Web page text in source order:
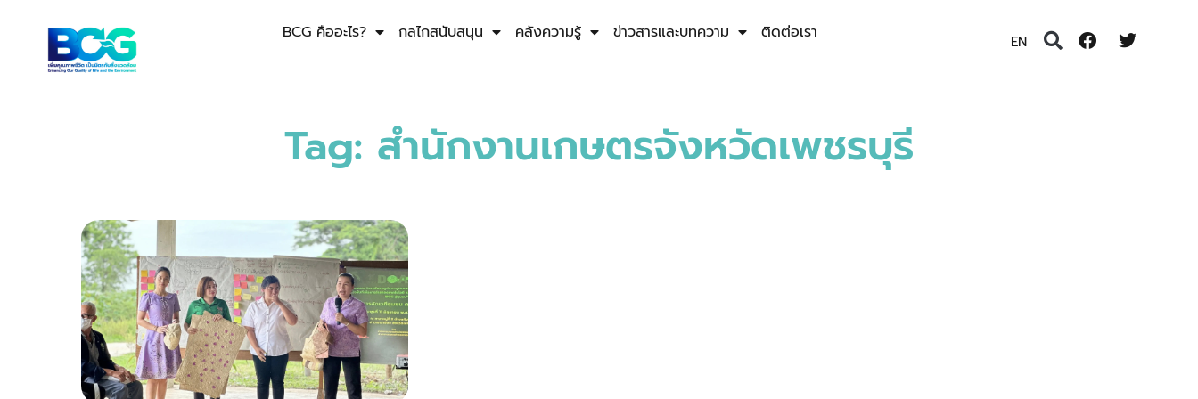
BCG คืออะไร? กลไกสนับสนุน คลังความรู้ ข่าวสารและบทความ ติดต่อเรา EN
Tag: สำนักงานเกษตรจังหวัดเพชรบุรี